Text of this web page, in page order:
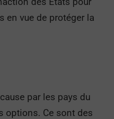
en vue de protéger la
par les pays du
options. Ce sont des